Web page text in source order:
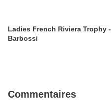
Ladies French Riviera Trophy -
Barbossi
Commentaires